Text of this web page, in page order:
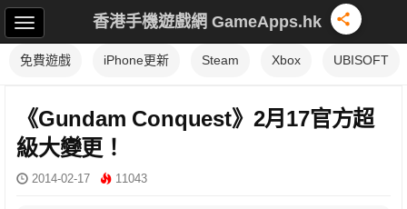
香港手機遊戲網 GameApps.hk
免費遊戲 iPhone更新 Steam Xbox UBISOFT
《Gundam Conquest》2月17官方超
級大變更！
2014-02-17 11043